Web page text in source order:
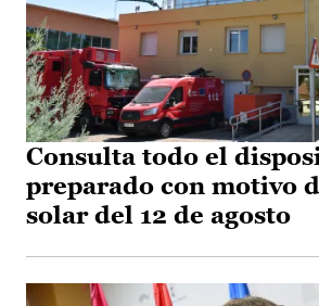
Consulta todo el
preparado con motivo
solar del 12 de agosto